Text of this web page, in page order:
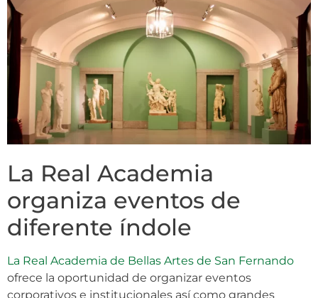
La Real Academia
organiza eventos de
diferente índole
La Real Academia de Bellas Artes de San Fernando
ofrece la oportunidad de organizar eventos
corporativos e institucionales así como grandes